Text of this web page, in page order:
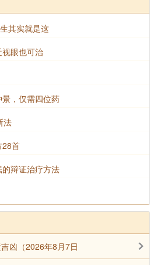
场实况系列专题3
其实就是这
眼也可治
，仅需四位药
法
28首
辩证治疗方法
凶（2026年8月7日